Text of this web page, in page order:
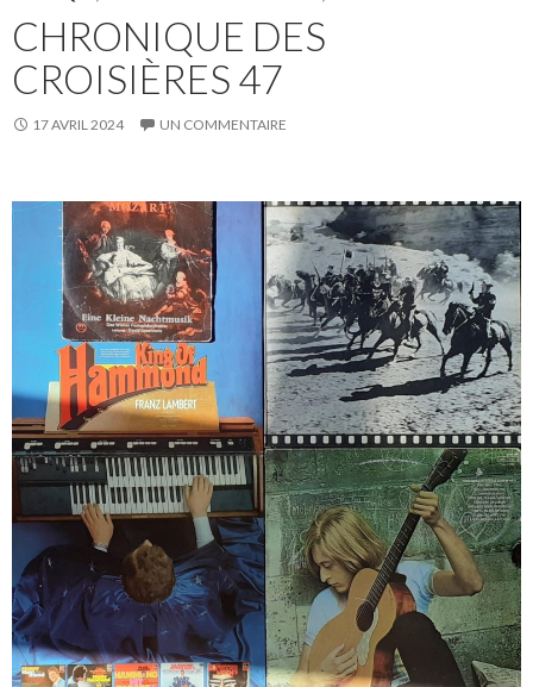
CHRONIQUE DES
CROISIÈRES 47
17 AVRIL 2024 UN COMMENTAIRE